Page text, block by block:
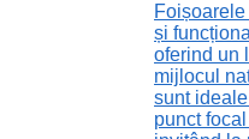
și
oferind un
mijlocul
sunt
punct